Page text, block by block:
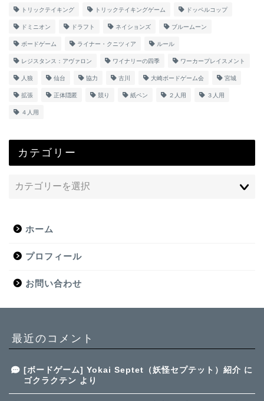
トリックテイキング トリックテイキングゲーム ドッペルコップ
ドミニオン ドラフト ネイションズ ブルームーン
ボードゲーム ライナー・クニツィア ルール
レジスタンス：アヴァロン ワイナリーの四季 ワーカープレイスメント
人狼 仙台 協力 古川 大崎ボードゲーム会 宮城
拡張 正体隠匿 競り 紙ペン ２人用 ３人用
４人用
カテゴリー
ホーム
プロフィール
お問い合わせ
最近のコメント
[ボードゲーム] Yokai Septet（妖怪セプテット）紹介 に
ゴクラクテン より